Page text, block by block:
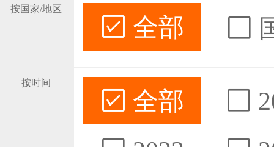
按国家/地区
全部
按时间
全部